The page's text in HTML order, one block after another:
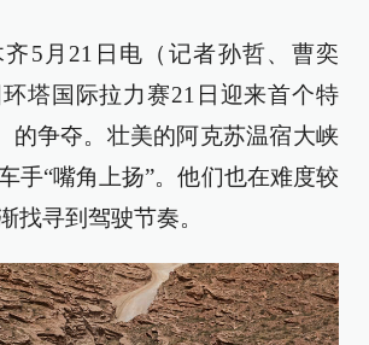
5月21日电（记者孙哲、曹奕
塔国际拉力赛21日迎来首个特
的争夺。壮美的阿克苏温宿大峡
手“嘴角上扬”。他们也在难度较
找寻到驾驶节奏。